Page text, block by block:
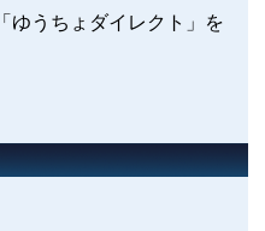
ゆうちょダイレクト」を